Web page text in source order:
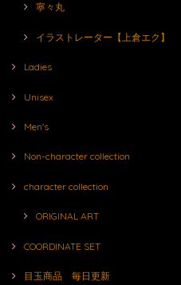
寧々丸
イラストレーター【上倉エク】
Ladies
Unisex
Men's
Non-character collection
character collection
ORIGINAL ART
COORDINATE SET
目玉商品 毎日更新